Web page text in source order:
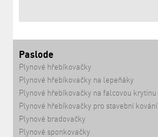
Paslode
Plynové hřebíkovačky
Plynové hřebíkovačky na lepeňáky
Plynové hřebíkovačky na falcovou krytinu
Plynové hřebíkovačky pro stavební kování
Plynové bradovačky
Plynové sponkovačky